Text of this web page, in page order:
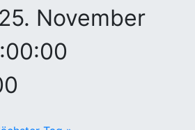
November